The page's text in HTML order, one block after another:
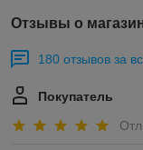
Отзывы о
180 отзывов за
Покупатель